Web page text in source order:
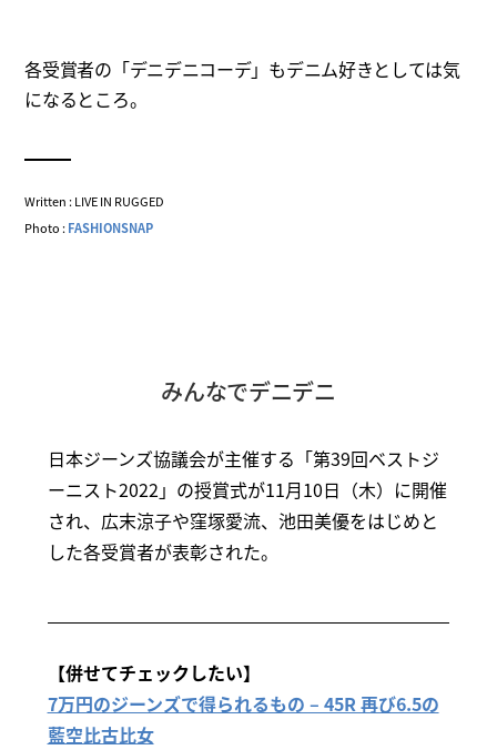
各受賞者の「デニデニコーデ」もデニム好きとしては気
になるところ。
Written : LIVE IN RUGGED
Photo :FASHIONSNAP
みんなでデニデニ
日本ジーンズ協議会が主催する「第39回ベストジ
ーニスト2022」の授賞式が11月10日（木）に開催
され、広末涼子や窪塚愛流、池⽥美優をはじめと
した各受賞者が表彰された。
【併せてチェックしたい】
7万円のジーンズで得られるもの – 45R 再び6.5の
藍空比古比女